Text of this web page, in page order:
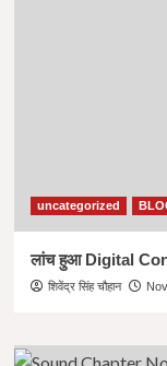
uncategorized
लांच हुआ Digital
शिवेंद्र सिंह चौहान